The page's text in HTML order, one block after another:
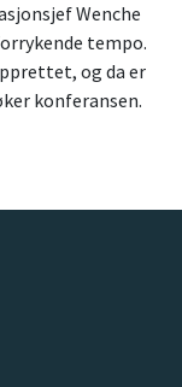
Wenche
tempo.
og da er
konferansen.